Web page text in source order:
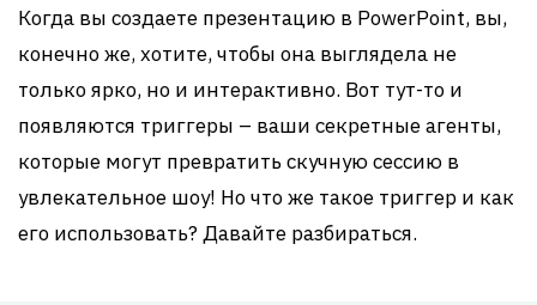
Когда вы создаете презентацию в PowerPoint, вы,
конечно же, хотите, чтобы она выглядела не
только ярко, но и интерактивно. Вот тут-то и
появляются триггеры – ваши секретные агенты,
которые могут превратить скучную сессию в
увлекательное шоу! Но что же такое триггер и как
его использовать? Давайте разбираться.